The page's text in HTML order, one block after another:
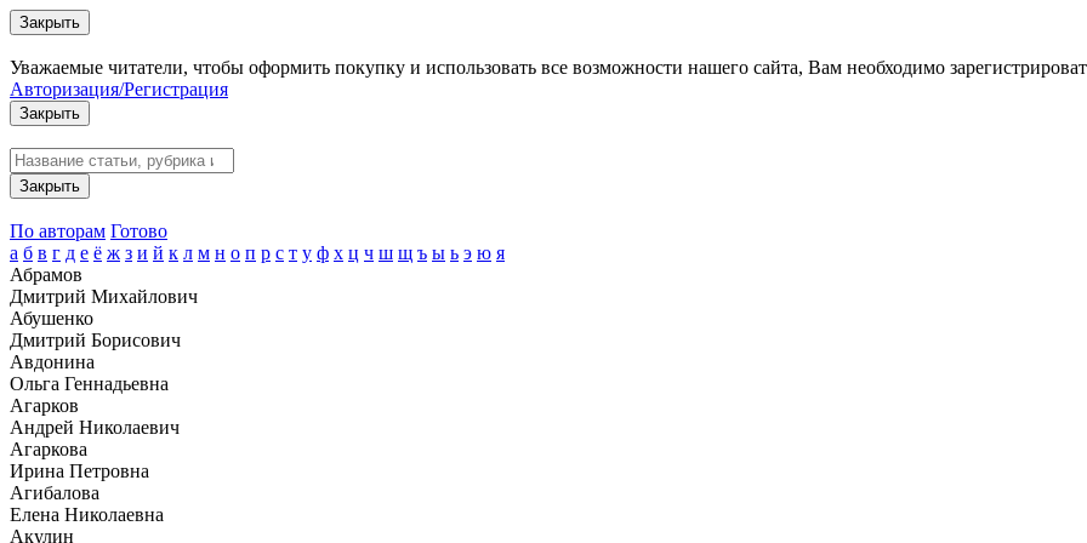
Закрыть
Уважаемые читатели, чтобы оформить покупку и использовать все возможности нашего сайта, Вам необходимо
Авторизация/Регистрация
Закрыть
Закрыть
По авторам Готово
а б в г д е ё ж з и й к л м н о п р с т у ф х ц ч ш щ ъ ы ь э ю я
Абрамов
Дмитрий Михайлович
Абушенко
Дмитрий Борисович
Авдонина
Ольга Геннадьевна
Агарков
Андрей Николаевич
Агаркова
Ирина Петровна
Агибалова
Елена Николаевна
Акулин